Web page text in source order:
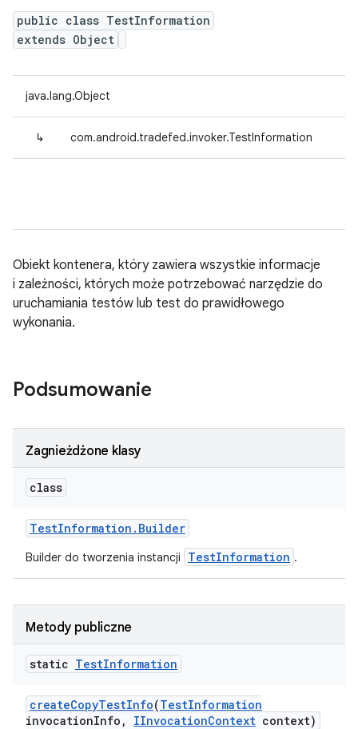
public class TestInformation
extends Object
java.lang.Object
↳ com.android.tradefed.invoker.TestInformation
Obiekt kontenera, który zawiera wszystkie informacje
i zależności, których może potrzebować narzędzie do
uruchamiania testów lub test do prawidłowego
wykonania.
Podsumowanie
Zagnieżdżone klasy
class
TestInformation . Builder
Builder do tworzenia instancji TestInformation .
Metody publiczne
static TestInformation
createCopyTestInfo(TestInformation
invocationInfo , IInvocationContext context)